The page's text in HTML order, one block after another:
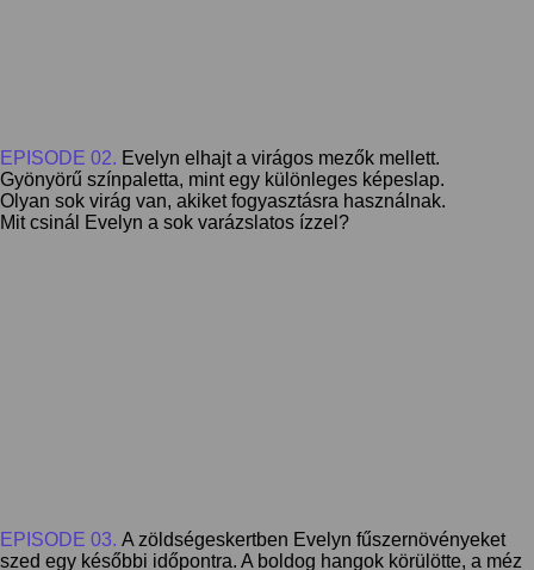
EPISODE 02. Evelyn elhajt a virágos mezők mellett.
Gyönyörű színpaletta, mint egy különleges képeslap.
Olyan sok virág van, akiket fogyasztásra használnak.
Mit csinál Evelyn a sok varázslatos ízzel?
EPISODE 03. A zöldségeskertben Evelyn fűszernövényeket
szed egy későbbi időpontra. A boldog hangok körülötte, a méz